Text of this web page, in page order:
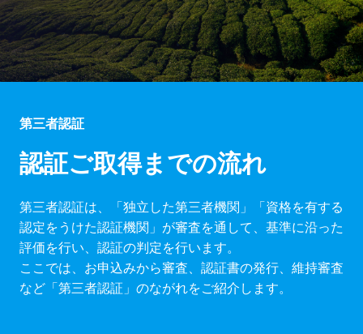
第三者認証
認証ご取得までの流れ
第三者認証は、「独立した第三者機関」「資格を有する
認定をうけた認証機関」が審査を通して、基準に沿った
評価を行い、認証の判定を行います。
ここでは、お申込みから審査、認証書の発行、維持審査
など「第三者認証」のながれをご紹介します。